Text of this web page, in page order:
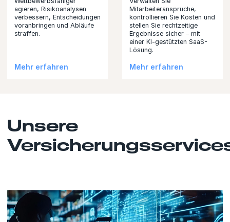
agieren, Risikoanalysen
verbessern, Entscheidungen
voranbringen und Abläufe
straffen.
Mehr erfahren
Mitarbeiteransprüche,
kontrollieren Sie Kosten und
stellen Sie rechtzeitige
Ergebnisse sicher – mit
einer KI-gestützten SaaS-
Lösung.
Mehr erfahren
Unsere